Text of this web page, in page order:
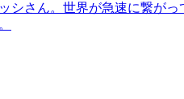
シさん。世界が急速に繋が